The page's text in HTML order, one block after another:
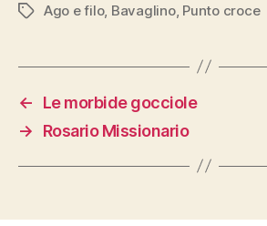
Tag Ago e filo, Bavaglino, Punto croce
←
Le morbide gocciole
→
Rosario Missionario